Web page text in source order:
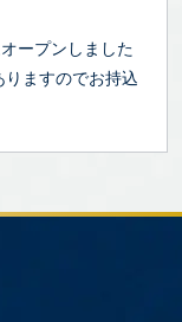
ープンしました
りますのでお持込